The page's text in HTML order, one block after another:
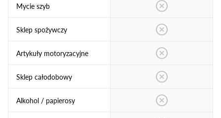
Mycie szyb
Sklep spożywczy
Artykuły motoryzacyjne
Sklep całodobowy
Alkohol / papierosy